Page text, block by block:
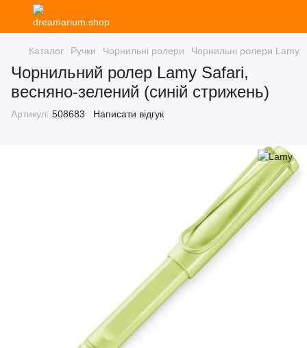
Каталог Ручки Чорнильні ролери Чорнильні ролери Lamy
Чорнильний ролер Lamy Safari,
весняно-зелений (синій стрижень)
Артикул: 508683 Написати відгук